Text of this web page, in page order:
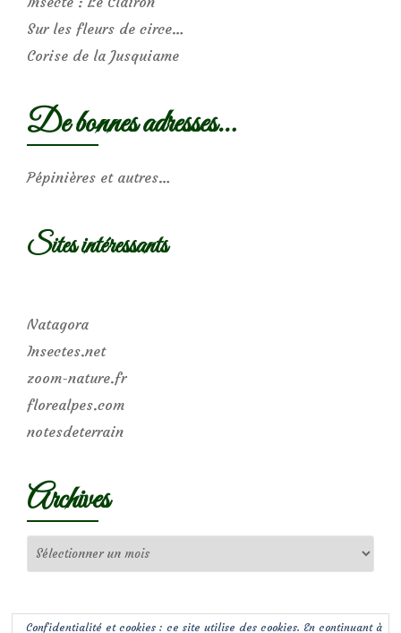
Sur les fleurs de circe…
Corise de la Jusquiame
De bonnes adresses…
Pépinières et autres…
Sites intéressants
Natagora
Insectes.net
zoom-nature.fr
florealpes.com
notesdeterrain
Archives
Confidentialité et cookies : ce site utilise des cookies. En continuant à